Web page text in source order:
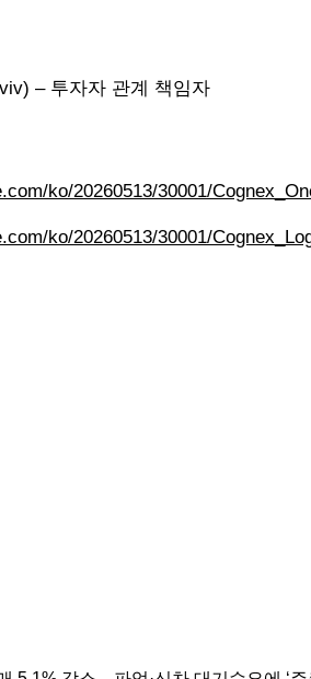
– 투자자 관계 책임자
ko/20260513/30001/
ko/20260513/30001/